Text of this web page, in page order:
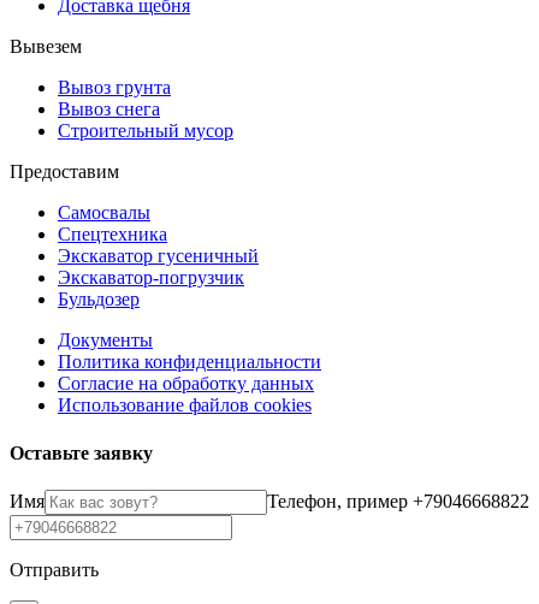
Доставка щебня
Вывезем
Вывоз грунта
Вывоз снега
Строительный мусор
Предоставим
Самосвалы
Спецтехника
Экскаватор гусеничный
Экскаватор-погрузчик
Бульдозер
Документы
Политика конфиденциальности
Согласие на обработку данных
Использование файлов cookies
Оставьте заявку
Имя Телефон, пример +79046668822
Отправить